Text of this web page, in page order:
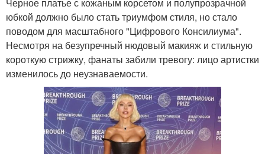
юбкой должно было стать триумфом стиля, но стало
поводом для масштабного "Цифрового Консилиума".
Несмотря на безупречный нюдовый макияж и стильную
короткую стрижку, фанаты забили тревогу: лицо артистки
изменилось до неузнаваемости.